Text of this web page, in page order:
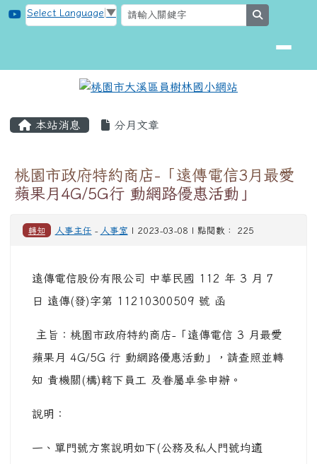
跳至主內容區
桃園市大溪區員樹林國小網站
Select Language ▼
本站消息 分月文章
桃園市政府特約商店-「遠傳電信3月最愛
蘋果月4G/5G行 動網路優惠活動」
轉知 人事主任 - 人事室 | 2023-03-08 | 點閱數： 225
遠傳電信股份有限公司 中華民國 112 年 3 月 7
日 遠傳(發)字第 11210300509 號 函
主旨：桃園市政府特約商店-「遠傳電信 3 月最愛
蘋果月 4G/5G 行 動網路優惠活動」，請查照並轉
知 貴機關(構)轄下員工 及眷屬卓參申辦。
說明：
一、單門號方案說明如下(公務及私人門號均適